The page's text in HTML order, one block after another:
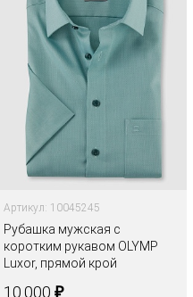
Артикул: 10045245
Рубашка мужская с
коротким рукавом OLYMP
Luxor, прямой крой
10.000 ₽